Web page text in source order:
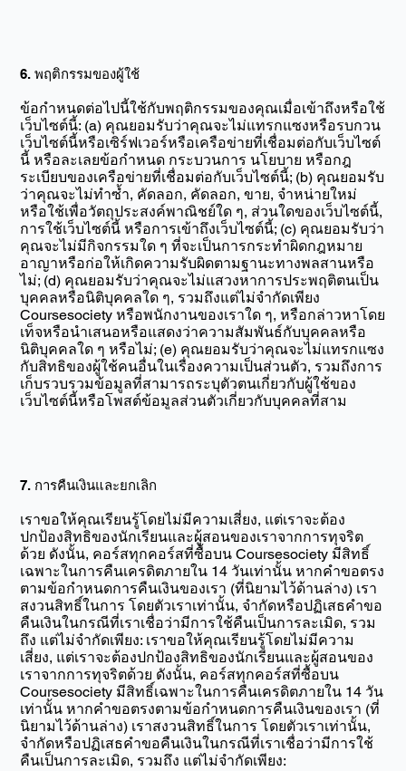
6. พฤติกรรมของผู้ใช้
ข้อกำหนดต่อไปนี้ใช้กับพฤติกรรมของคุณเมื่อเข้าถึงหรือใช้
เว็บไซต์นี้: (a) คุณยอมรับว่าคุณจะไม่แทรกแซงหรือรบกวน
เว็บไซต์นี้หรือเซิร์ฟเวอร์หรือเครือข่ายที่เชื่อมต่อกับเว็บไซต์
นี้ หรือละเลยข้อกำหนด กระบวนการ นโยบาย หรือกฎ
ระเบียบของเครือข่ายที่เชื่อมต่อกับเว็บไซต์นี้; (b) คุณยอมรับ
ว่าคุณจะไม่ทำซ้ำ, คัดลอก, คัดลอก, ขาย, จำหน่ายใหม่
หรือใช้เพื่อวัตถุประสงค์พาณิชย์ใด ๆ, ส่วนใดของเว็บไซต์นี้,
การใช้เว็บไซต์นี้ หรือการเข้าถึงเว็บไซต์นี้; (c) คุณยอมรับว่า
คุณจะไม่มีกิจกรรมใด ๆ ที่จะเป็นการกระทำผิดกฎหมาย
อาญาหรือก่อให้เกิดความรับผิดตามฐานะทางพลสานหรือ
ไม่; (d) คุณยอมรับว่าคุณจะไม่แสวงหาการประพฤติตนเป็น
บุคคลหรือนิติบุคคลใด ๆ, รวมถึงแต่ไม่จำกัดเพียง
Coursesociety หรือพนักงานของเราใด ๆ, หรือกล่าวหาโดย
เท็จหรือนำเสนอหรือแสดงว่าความสัมพันธ์กับบุคคลหรือ
นิติบุคคลใด ๆ หรือไม่; (e) คุณยอมรับว่าคุณจะไม่แทรกแซง
กับสิทธิของผู้ใช้คนอื่นในเรื่องความเป็นส่วนตัว, รวมถึงการ
เก็บรวบรวมข้อมูลที่สามารถระบุตัวตนเกี่ยวกับผู้ใช้ของ
เว็บไซต์นี้หรือโพสต์ข้อมูลส่วนตัวเกี่ยวกับบุคคลที่สาม
7. การคืนเงินและยกเลิก
เราขอให้คุณเรียนรู้โดยไม่มีความเสี่ยง, แต่เราจะต้อง
ปกป้องสิทธิของนักเรียนและผู้สอนของเราจากการทุจริต
ด้วย ดังนั้น, คอร์สทุกคอร์สที่ซื้อบน Coursesociety มีสิทธิ์
เฉพาะในการคืนเครดิตภายใน 14 วันเท่านั้น หากคำขอตรง
ตามข้อกำหนดการคืนเงินของเรา (ที่นิยามไว้ด้านล่าง) เรา
สงวนสิทธิ์ในการ โดยตัวเราเท่านั้น, จำกัดหรือปฏิเสธคำขอ
คืนเงินในกรณีที่เราเชื่อว่ามีการใช้คืนเป็นการละเมิด, รวม
ถึง แต่ไม่จำกัดเพียง: เราขอให้คุณเรียนรู้โดยไม่มีความ
เสี่ยง, แต่เราจะต้องปกป้องสิทธิของนักเรียนและผู้สอนของ
เราจากการทุจริตด้วย ดังนั้น, คอร์สทุกคอร์สที่ซื้อบน
Coursesociety มีสิทธิ์เฉพาะในการคืนเครดิตภายใน 14 วัน
เท่านั้น หากคำขอตรงตามข้อกำหนดการคืนเงินของเรา (ที่
นิยามไว้ด้านล่าง) เราสงวนสิทธิ์ในการ โดยตัวเราเท่านั้น,
จำกัดหรือปฏิเสธคำขอคืนเงินในกรณีที่เราเชื่อว่ามีการใช้
คืนเป็นการละเมิด, รวมถึง แต่ไม่จำกัดเพียง: